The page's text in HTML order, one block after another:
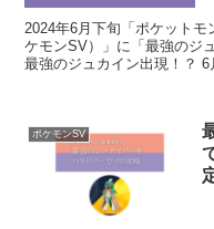
2024年6月下旬「ポケット
ケモンSV）」に「最強のジ
最強のジュカイン出現！？
ポケモンSV